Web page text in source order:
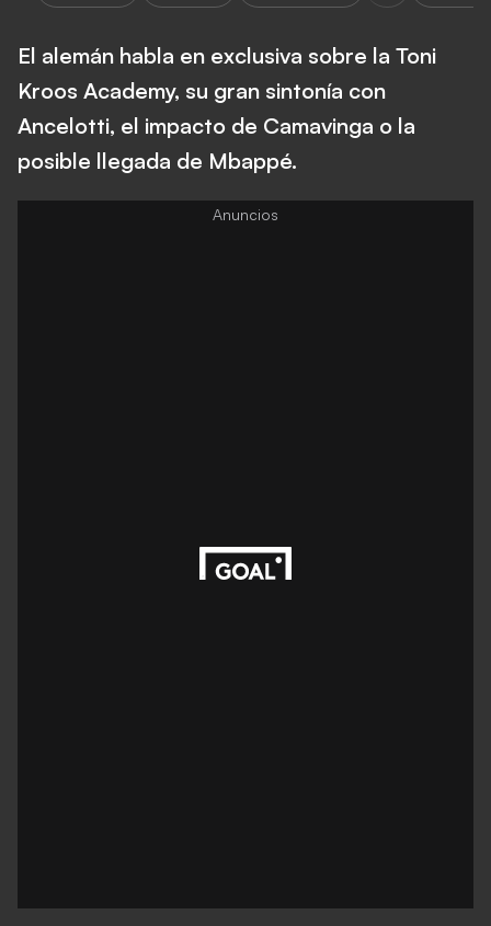
El alemán habla en exclusiva sobre la Toni
Kroos Academy, su gran sintonía con
Ancelotti, el impacto de Camavinga o la
posible llegada de Mbappé.